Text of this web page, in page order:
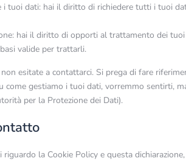
i tuoi dati: hai il diritto di richiedere tutti i tuoi
hai il diritto di opporti al trattamento dei
valide per trattarli.
esitate a contattarci. Si prega di fare
come gestiamo i tuoi dati, vorremmo sentirti,
per la Protezione dei Dati).
riguardo la Cookie Policy e questa